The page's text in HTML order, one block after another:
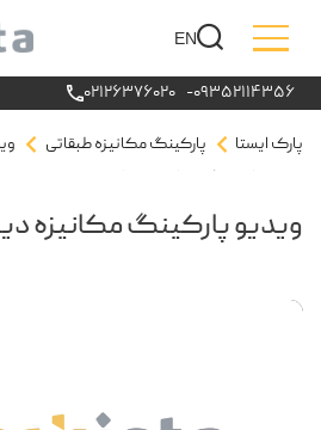
EN
-۰۹۳۵۲۱۱۴۳۵۶ ۰۲۱۲۶۳۷۶۰۲۰
پارک ایستا پارکینگ مکانیزه طبقاتی
ویدیو پارکینگ مکانیزه دیباجی
ویدیو پارکینگ مکانیزه